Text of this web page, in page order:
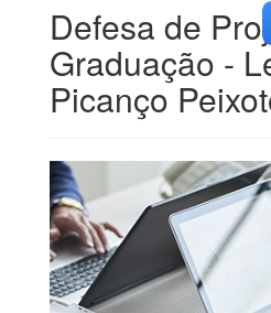
Defesa de
Graduação -
Picanço